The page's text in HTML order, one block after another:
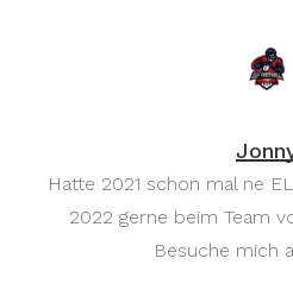
Hatte 2021 schon mal ne
2022 gerne beim Team
Besuche mich